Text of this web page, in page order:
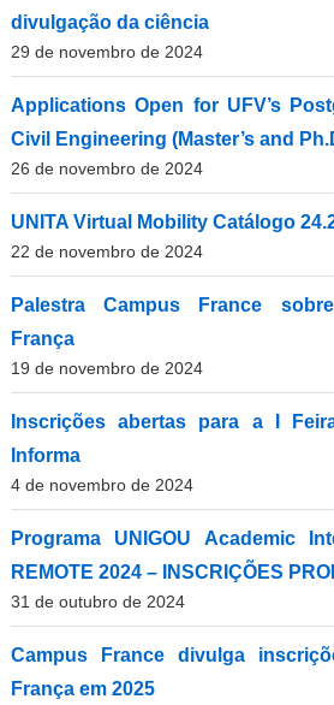
divulgação da ciência
29 de novembro de 2024
Applications Open for UFV’s
Civil Engineering (Master’s and
26 de novembro de 2024
UNITA Virtual Mobility Catálogo
22 de novembro de 2024
Palestra Campus France
França
19 de novembro de 2024
Inscrições abertas para a I
Informa
4 de novembro de 2024
Programa UNIGOU Academic
REMOTE 2024 – INSCRIÇÕES
31 de outubro de 2024
Campus France divulga
França em 2025